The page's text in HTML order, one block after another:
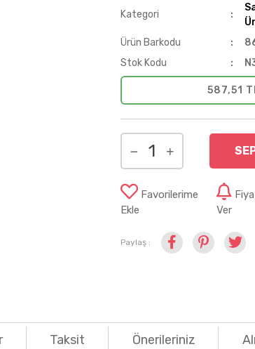
Kategori
Ürün Barkodu
Stok Kodu
587,51
Favorilerime
Ekle
Ver
Paylaş :
Taksit Önerileriniz